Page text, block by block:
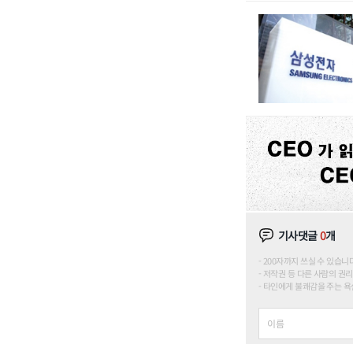
기사댓글0개
200자까지 쓰실 수 있습
저작권 등 다른 사람의 권
타인에게 불쾌감을 주는